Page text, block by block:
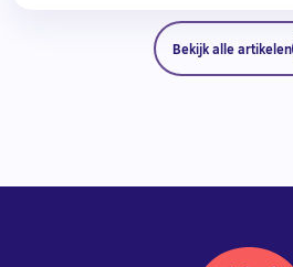
Bekijk alle artikelen